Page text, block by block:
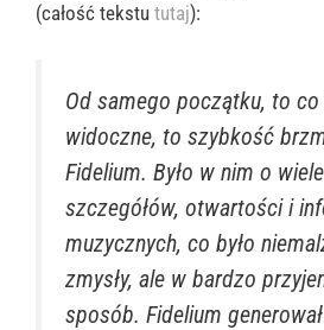
(całość tekstu tutaj):
Od samego początku, to co
widoczne, to szybkość
Fidelium. Było w nim o
szczegółów, otwartości i
muzycznych, co było
zmysły, ale w bardzo
sposób. Fidelium